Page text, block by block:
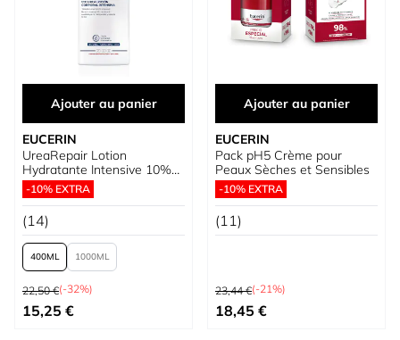
Ajouter au panier
EUCERIN
UreaRepair Lotion
Hydratante Intensive 10%
Urée
-10% EXTRA
(14)
400 1000
Prix normal
22,50 €(-32%)
À partir de
15,25 €
Ajouter au panier
EUCERIN
Pack pH5 Crème pour
Peaux Sèches et Sensibles
-10% EXTRA
(11)
Prix normal
23,44 €(-21%)
Prix spécial
18,45 €